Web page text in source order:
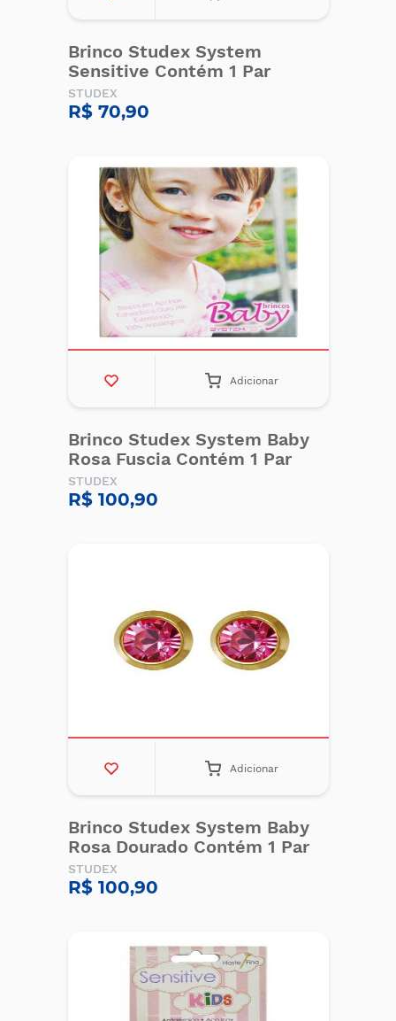
Brinco Studex System
Sensitive Contém 1 Par
STUDEX
R$ 70,90
Adicionar
Brinco Studex System Baby
Rosa Fuscia Contém 1 Par
STUDEX
R$ 100,90
Adicionar
Brinco Studex System Baby
Rosa Dourado Contém 1 Par
STUDEX
R$ 100,90